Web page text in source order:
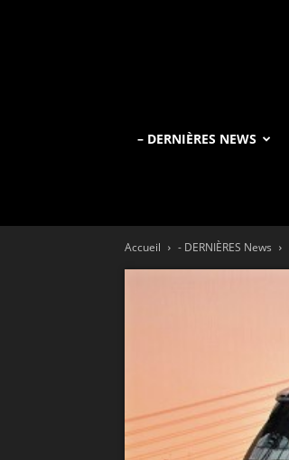
– DERNIÈRES NEWS
Accueil - DERNIÈRES News